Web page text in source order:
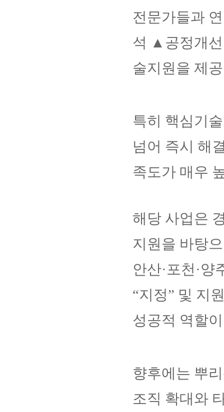
전문가들과
석 ▲공정개
술지원을 제
특히 핵심기
넘어 즉시 해
족도가 매우
해당 사업은
지원을 바탕
안산·포천·
“지정” 및 지
성공적 역할
향후에는 뿌
조직 확대와